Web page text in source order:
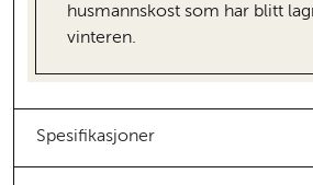
husmannskost som har blitt
vinteren.
Spesifikasjoner